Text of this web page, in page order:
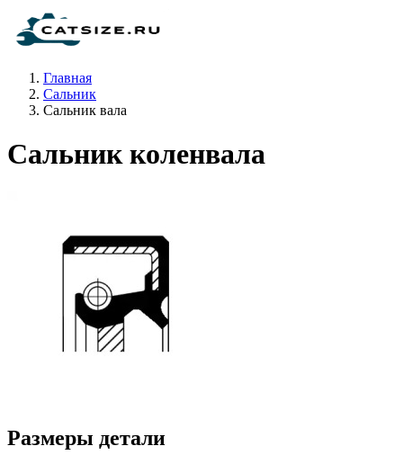
Главная
Сальник
Сальник вала
Сальник коленвала
Размеры детали